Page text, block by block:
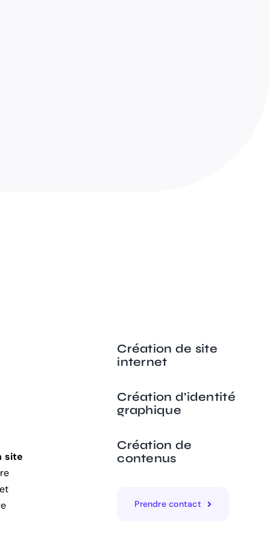
site
Création de site
internet
Création d’identité
graphique
Création de
contenus
Prendre contact